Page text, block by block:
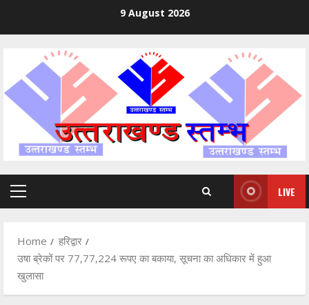
9 August 2026
Primary
LIVE
Home
हरिद्वार
उषा ब्रेकों पर 77,77,224 रूपए का बकाया, सूचना का अधिकार में हुआ
खुलासा